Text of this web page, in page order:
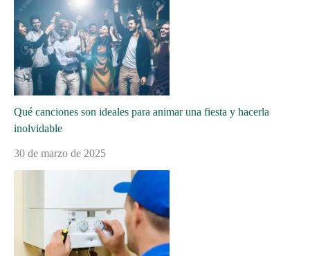
Qué canciones son ideales para animar una fiesta y hacerla
inolvidable
30 de marzo de 2025